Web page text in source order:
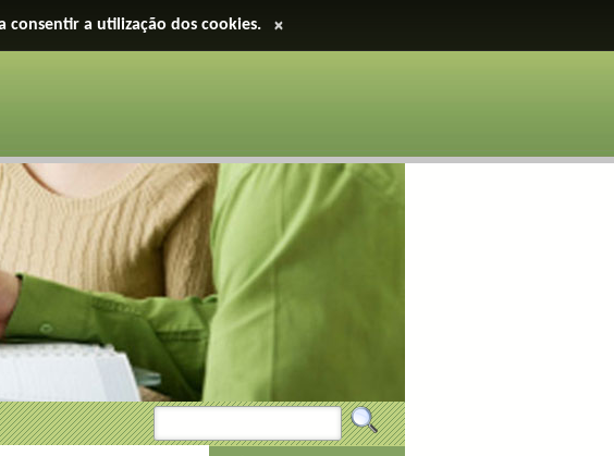
consentir a utilização dos cookies. ×